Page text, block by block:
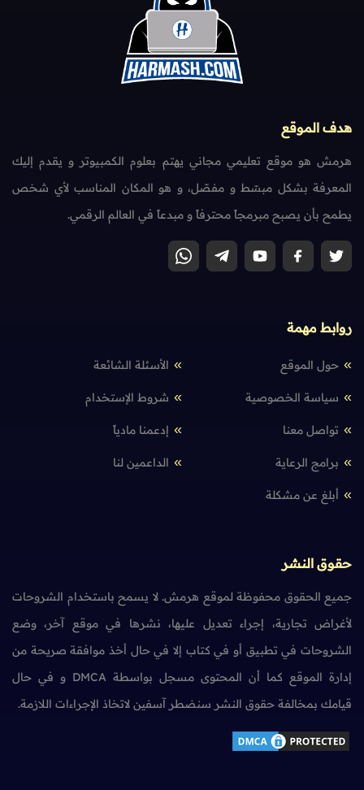
هدف الموقع
هرمش هو موقع تعليمي مجاني يهتم بعلوم الكمبيوتر و يقدم إليك
المعرفة بشكل مبسّط و مفصّل، و هو المكان المناسب لأي شخص
يطمح بأن يصبح مبرمجاً محترفاً و مبدعاً في العالم الرقمي.
روابط مهمة
حول الموقع الأسئلة الشائعة
سياسة الخصوصية شروط الإستخدام
تواصل معنا إدعمنا مادياً
برامج الرعاية الداعمين لنا
أبلغ عن مشكلة
حقوق النشر
جميع الحقوق محفوظة لموقع هرمش. لا يسمح باستخدام الشروحات
لأغراض تجارية، إجراء تعديل عليها، نشرها في موقع آخر، وضع
الشروحات في تطبيق أو في كتاب إلا في حال أخذ موافقة صريحة من
إدارة الموقع كما أن المحتوى مسجل بواسطة DMCA و في حال
قيامك بمخالفة حقوق النشر سنضطر آسفين لاتخاذ الإجراءات اللازمة.